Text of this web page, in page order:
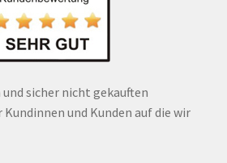
sicher nicht gekauften
und Kunden auf die wir